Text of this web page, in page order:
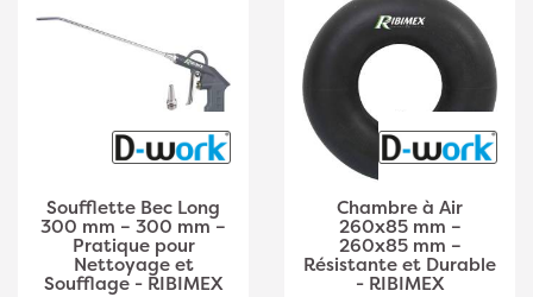
Soufflette Bec Long
300 mm – 300 mm –
Pratique pour
Nettoyage et
Soufflage - RIBIMEX
Chambre à Air
260x85 mm –
260x85 mm –
Résistante et Durable
- RIBIMEX